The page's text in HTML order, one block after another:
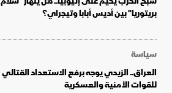
بريتوريا" بين أديس أبابا وتيجراي؟
سياسة
العراق.. الزيدي يوجه برفع الاستعداد القتالي
للقوات الأمنية والعسكرية